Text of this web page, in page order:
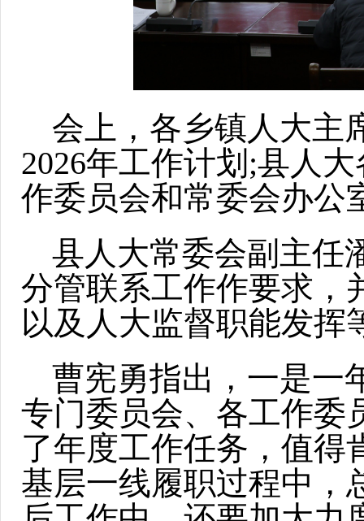
会上，各乡镇人大主
2026年工作计划;县人
作委员会和常委会办公
县人大常委会副主任
分管联系工作作要求，
以及人大监督职能发挥
曹宪勇指出，一是一
专门委员会、各工作委
了年度工作任务，值得
基层一线履职过程中，